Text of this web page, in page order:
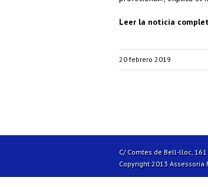
Leer la noticia
20 febrero 2019
C/ Comtes de Bell-lloc,
Copyright 2013